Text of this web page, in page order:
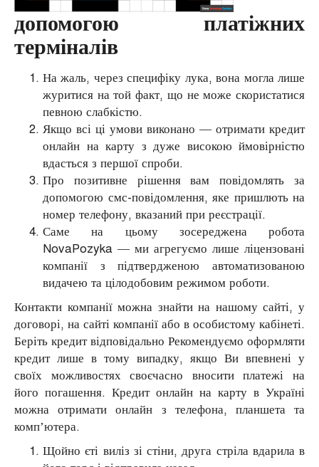
допомогою платіжних
терміналів
На жаль, через специфіку лука, вона могла лише
журитися на той факт, що не може скористатися
певною слабкістю.
Якщо всі ці умови виконано — отримати кредит
онлайн на карту з дуже високою ймовірністю
вдасться з першої спроби.
Про позитивне рішення вам повідомлять за
допомогою смс-повідомлення, яке пришлють на
номер телефону, вказаний при реєстрації.
Саме на цьому зосереджена робота
NovaPozyka — ми агрегуємо лише ліцензовані
компанії з підтвердженою автоматизованою
видачею та цілодобовим режимом роботи.
Контакти компанії можна знайти на нашому сайті, у
договорі, на сайті компанії або в особистому кабінеті.
Беріть кредит відповідально Рекомендуємо оформляти
кредит лише в тому випадку, якщо Ви впевнені у
своїх можливостях своєчасно вносити платежі на
його погашення. Кредит онлайн на карту в Україні
можна отримати онлайн з телефона, планшета та
комп’ютера.
Щойно єті виліз зі стіни, друга стріла вдарила в